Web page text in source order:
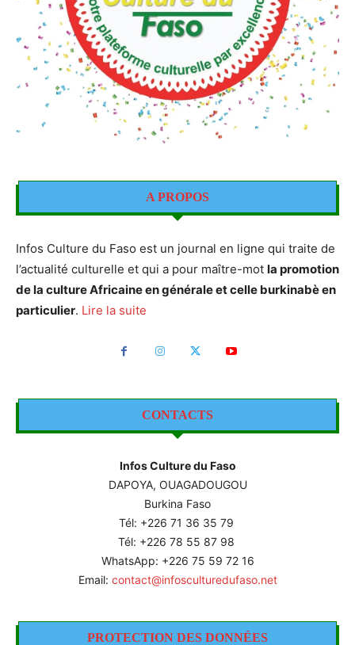
A PROPOS
Infos Culture du Faso est un journal en ligne qui traite de
l’actualité culturelle et qui a pour maître-mot la promotion
de la culture Africaine en générale et celle burkinabè en
particulier. Lire la suite
CONTACTS
Infos Culture du Faso
DAPOYA, OUAGADOUGOU
Burkina Faso
Tél: +226 71 36 35 79
Tél: +226 78 55 87 98
WhatsApp: +226 75 59 72 16
Email: contact@infosculturedufaso.net
PROTECTION DES DONNÉES